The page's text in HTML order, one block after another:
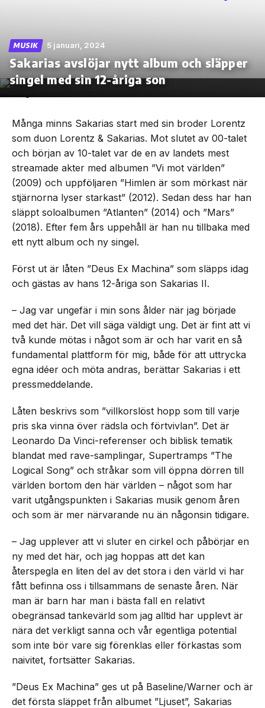
Skip
the
MUSIK 5 januari, 2024
Sakarias avslöjar nytt album och släpper
singel med sin 12-åriga son
Många minns Sakarias start med sin broder Lorentz
som duon Lorentz & Sakarias. Mot slutet av 00-talet
och början av 10-talet var de en av landets mest
streamade akter med albumen ”Vi mot världen”
(2009) och uppföljaren ”Himlen är som mörkast när
stjärnorna lyser starkast” (2012). Sedan dess har han
släppt soloalbumen ”Atlanten” (2014) och ”Mars”
(2018). Efter fem års uppehåll är han nu tillbaka med
ett nytt album och ny singel.
Först ut är låten ”Deus Ex Machina” som släpps idag
och gästas av hans 12-åriga son Sakarias II.
– Jag var ungefär i min sons ålder när jag började
med det här. Det vill säga väldigt ung. Det är fint att vi
två kunde mötas i något som är och har varit en så
fundamental plattform för mig, både för att uttrycka
egna idéer och möta andras, berättar Sakarias i ett
pressmeddelande.
Låten beskrivs som ”villkorslöst hopp som till varje
pris ska vinna över rädsla och förtvivlan”. Det är
Leonardo Da Vinci-referenser och biblisk tematik
blandat med rave-samplingar, Supertramps ”The
Logical Song” och stråkar som vill öppna dörren till
världen bortom den här världen – något som har
varit utgångspunkten i Sakarias musik genom åren
och som är mer närvarande nu än någonsin tidigare.
– Jag upplever att vi sluter en cirkel och påbörjar en
ny med det här, och jag hoppas att det kan
återspegla en liten del av det stora i den värld vi har
fått befinna oss i tillsammans de senaste åren. När
man är barn har man i bästa fall en relativt
obegränsad tankevärld som jag alltid har upplevt är
nära det verkligt sanna och vår egentliga potential
som inte bör vare sig förenklas eller förkastas som
naivitet, fortsätter Sakarias.
”Deus Ex Machina” ges ut på Baseline/Warner och är
det första släppet från albumet ”Ljuset”, Sakarias